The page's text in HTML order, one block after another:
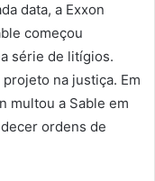
data, a Exxon
começou
série de litígios.
na justiça. Em
multou a Sable em
ordens de